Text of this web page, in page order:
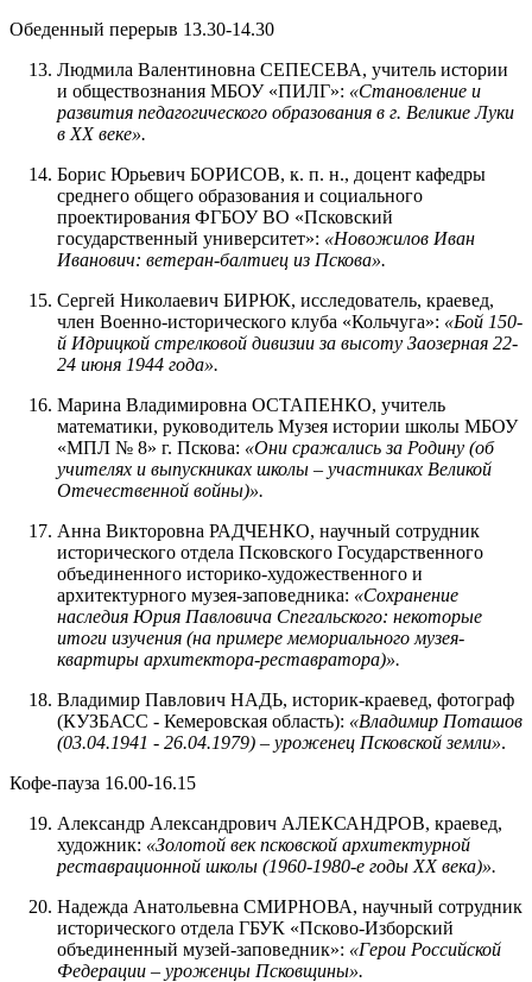
Обеденный перерыв 13.30-14.30
Людмила Валентиновна СЕПЕСЕВА, учитель истории
и обществознания МБОУ «ПИЛГ»: «Становление и
развития педагогического образования в г. Великие Луки
в XX веке».
Борис Юрьевич БОРИСОВ, к. п. н., доцент кафедры
среднего общего образования и социального
проектирования ФГБОУ ВО «Псковский
государственный университет»: «Новожилов Иван
Иванович: ветеран-балтиец из Пскова».
Сергей Николаевич БИРЮК, исследователь, краевед,
член Военно-исторического клуба «Кольчуга»: «Бой 150-
й Идрицкой стрелковой дивизии за высоту Заозерная 22-
24 июня 1944 года».
Марина Владимировна ОСТАПЕНКО, учитель
математики, руководитель Музея истории школы МБОУ
«МПЛ № 8» г. Пскова: «Они сражались за Родину (об
учителях и выпускниках школы – участниках Великой
Отечественной войны)».
Анна Викторовна РАДЧЕНКО, научный сотрудник
исторического отдела Псковского Государственного
объединенного историко-художественного и
архитектурного музея-заповедника: «Сохранение
наследия Юрия Павловича Спегальского: некоторые
итоги изучения (на примере мемориального музея-
квартиры архитектора-реставратора)».
Владимир Павлович НАДЬ, историк-краевед, фотограф
(КУЗБАСС - Кемеровская область): «Владимир Поташов
(03.04.1941 - 26.04.1979) – уроженец Псковской земли».
Кофе-пауза 16.00-16.15
Александр Александрович АЛЕКСАНДРОВ, краевед,
художник: «Золотой век псковской архитектурной
реставрационной школы (1960-1980-е годы XX века)».
Надежда Анатольевна СМИРНОВА, научный сотрудник
исторического отдела ГБУК «Псково-Изборский
объединенный музей-заповедник»: «Герои Российской
Федерации – уроженцы Псковщины».